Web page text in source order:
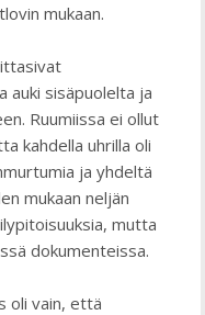
mukaan.
auki sisäpuolelta ja
Ruumiissa ei ollut
kahdella uhrilla oli
ja yhdeltä
mukaan neljän
mutta
dokumenteissa.
oli vain, että